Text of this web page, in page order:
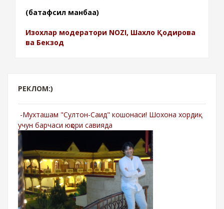
(батафсил манбаа)
Изохлар модератори NOZI, Шахло Қодирова
ва Бекзод
РЕКЛОМ:)
-Мухташам "Султон-Саид" кошонаси! Шохона хордиқ
учун барчаси юқори савияда